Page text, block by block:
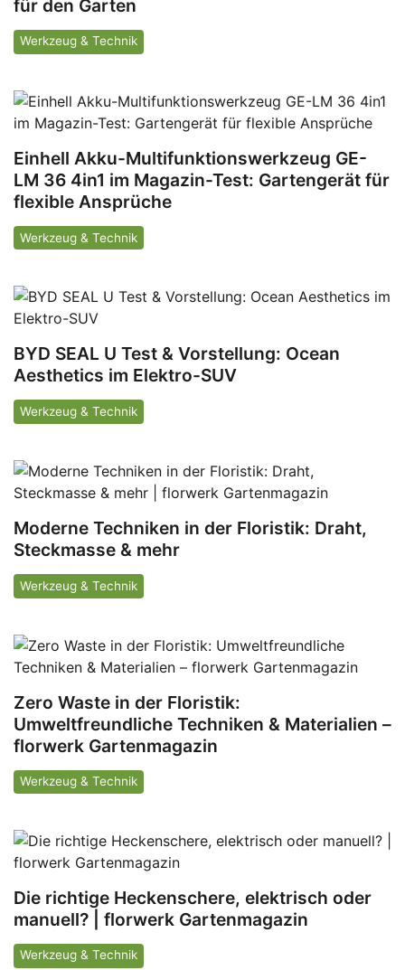
für den Garten
Werkzeug & Technik
Einhell Akku-Multifunktionswerkzeug GE-
LM 36 4in1 im Magazin-Test: Gartengerät für
flexible Ansprüche
Werkzeug & Technik
BYD SEAL U Test & Vorstellung: Ocean
Aesthetics im Elektro-SUV
Werkzeug & Technik
Moderne Techniken in der Floristik: Draht,
Steckmasse & mehr
Werkzeug & Technik
Zero Waste in der Floristik:
Umweltfreundliche Techniken & Materialien –
florwerk Gartenmagazin
Werkzeug & Technik
Die richtige Heckenschere, elektrisch oder
manuell? | florwerk Gartenmagazin
Werkzeug & Technik